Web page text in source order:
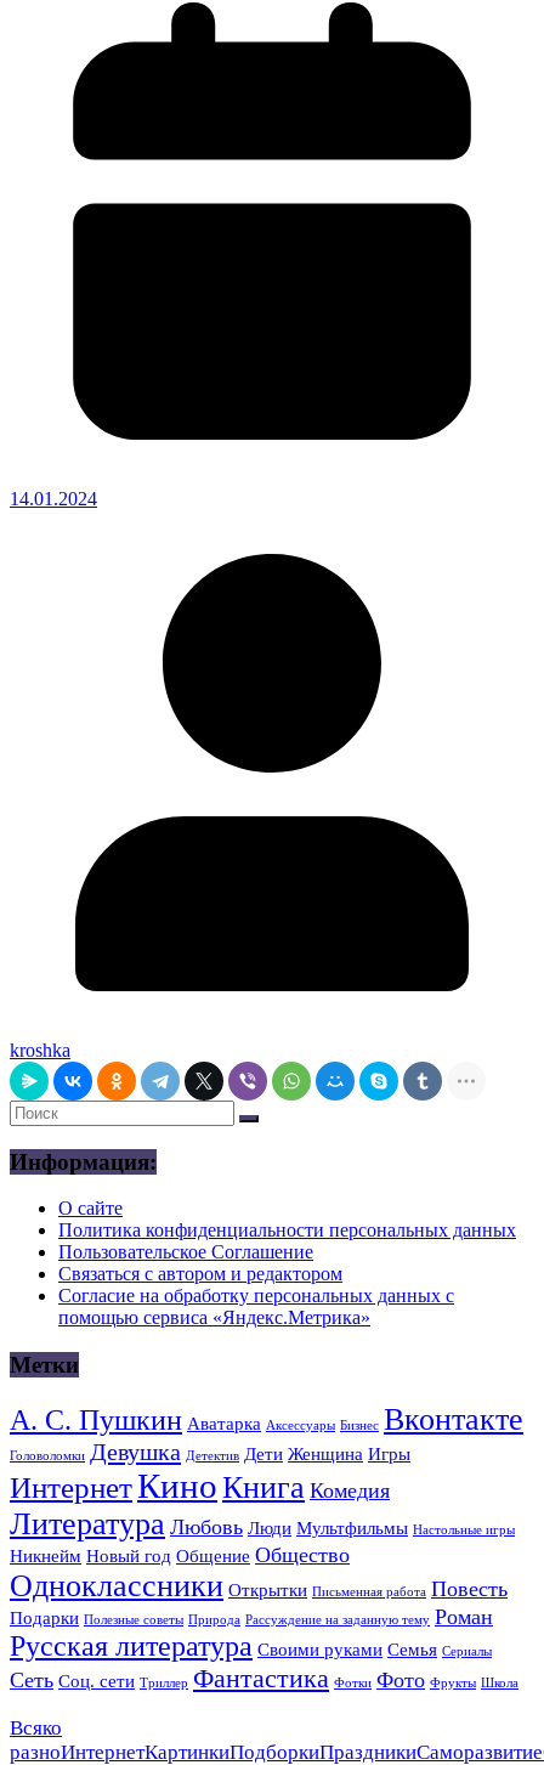
14.01.2024
kroshka
Информация:
О сайте
Политика конфиденциальности персональных данных
Пользовательское Соглашение
Связаться с автором и редактором
Согласие на обработку персональных данных с
помощью сервиса «Яндекс.Метрика»
Метки
А. С. Пушкин Аватарка Аксессуары Бизнес Вконтакте
Головоломки Девушка Детектив Дети Женщина Игры
ИнтернетКиноКнига Комедия
Литература Любовь Люди Мультфильмы Настольные игры
Никнейм Новый год Общение Общество
Одноклассники Открытки Письменная работа Повесть
Подарки Полезные советы Природа Рассуждение на заданную тему Роман
Русская литература Своими руками Семья Сериалы
Сеть Соц. сети Триллер Фантастика Фотки Фото Фрукты Школа
Всяко
разноИнтернетКартинкиПодборкиПраздникиСаморазвитие